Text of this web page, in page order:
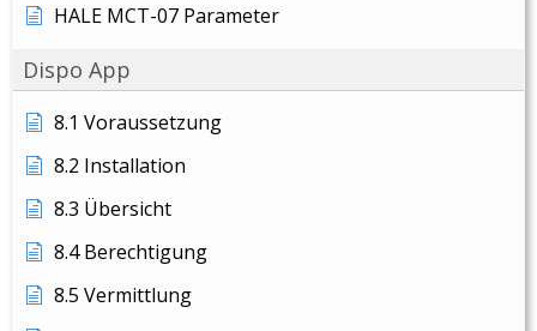
HALE MCT-07 Parameter
Dispo App
8.1 Voraussetzung
8.2 Installation
8.3 Übersicht
8.4 Berechtigung
8.5 Vermittlung